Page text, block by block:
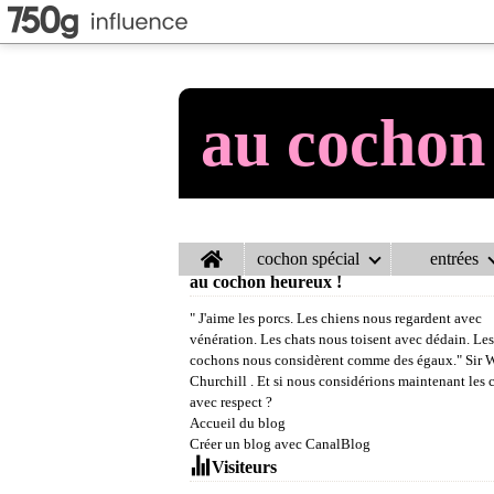
au
Home cochon spécial entrées
au cochon heureux !
" J'aime les porcs. Les chiens nous regardent avec
vénération. Les chats nous toisent avec dédain. Les
cochons nous considèrent comme des égaux." Sir
Churchill . Et si nous considérions maintenant les
avec respect ?
Accueil du blog
Créer un blog avec CanalBlog
Visiteurs